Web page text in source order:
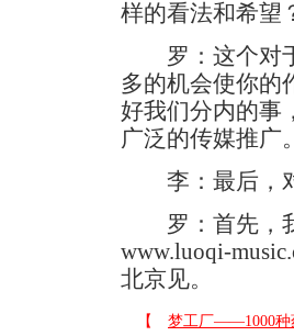
样的看法和希望
罗：这个对于
多的机会使你的
好我们分内的事
广泛的传媒推广。
李：最后，对
罗：首先，我
www.luoqi-
北京见。